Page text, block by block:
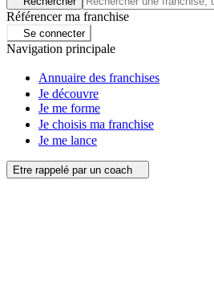
Référencer ma franchise
Se connecter
Navigation principale
Annuaire des franchises
Je découvre
Je me forme
Je choisis ma franchise
Je me lance
Etre rappelé par un coach